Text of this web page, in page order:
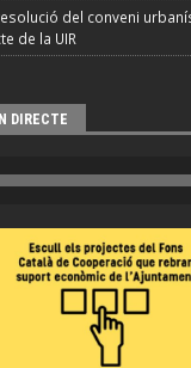
del conveni
de la UIR
DIRECTE